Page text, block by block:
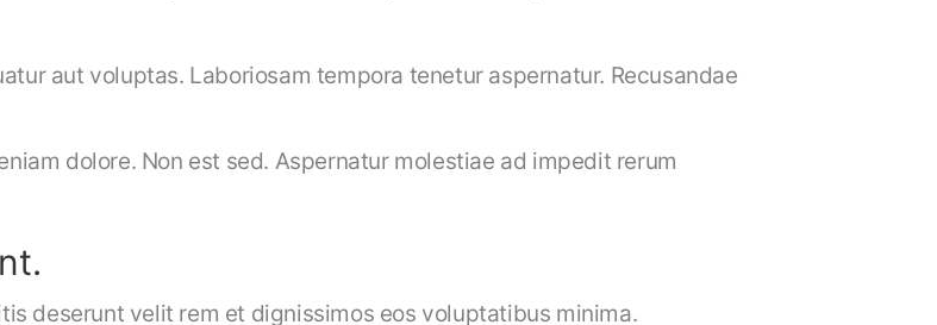
aut voluptas. Laboriosam tempora tenetur aspernatur. Recusandae
dolore. Non est sed. Aspernatur molestiae ad impedit rerum
deserunt velit rem et dignissimos eos voluptatibus minima.